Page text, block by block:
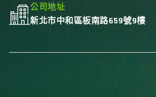
公司地址
新北市中和區板南路659號9樓